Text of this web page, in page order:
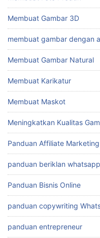
Membuat Gambar 3D
membuat gambar dengan
Membuat Gambar Natural
Membuat Karikatur
Membuat Maskot
Meningkatkan Kualitas
Panduan Affiliate Marketing
panduan beriklan whatsapp
Panduan Bisnis Online
panduan copywriting
panduan entrepreneur